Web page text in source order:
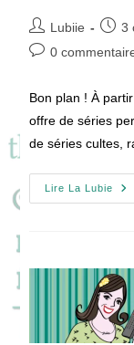
Auteur/autrice
de
Lubiie 3
Commentaires
publication :
0
Bon plan ! À
offre de séries
de séries cultes,
Lire La Lubie